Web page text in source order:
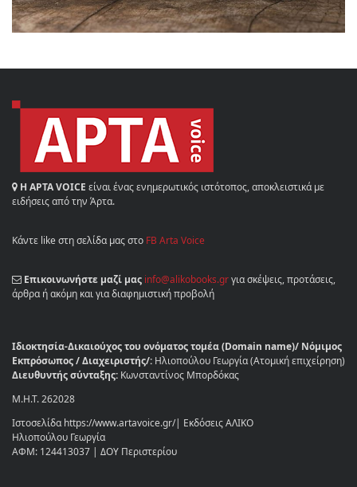
Η ΑΡΤΑ VOICE είναι ένας ενημερωτικός ιστότοπος, αποκλειστικά με
ειδήσεις από την Άρτα.
Κάντε like στη σελίδα μας στο FB Arta Voice
Επικοινωνήστε μαζί μας info@alikobooks.grγια σκέψεις, προτάσεις,
άρθρα ή ακόμη και για διαφημιστική προβολή
Ιδιοκτησία-Δικαιούχος του ονόματος τομέα (Domain name)/ Νόμιμος
Εκπρόσωπος / Διαχειριστής/: Ηλιοπούλου Γεωργία (Ατομική επιχείρηση)
Διευθυντής σύνταξης: Κωνσταντίνος Μπορδόκας
Μ.Η.Τ. 262028
Ιστοσελίδα https://www.artavoice.gr/| Εκδόσεις ΑΛΙΚΟ
Ηλιοπούλου Γεωργία
ΑΦΜ: 124413037 | ΔΟΥ Περιστερίου